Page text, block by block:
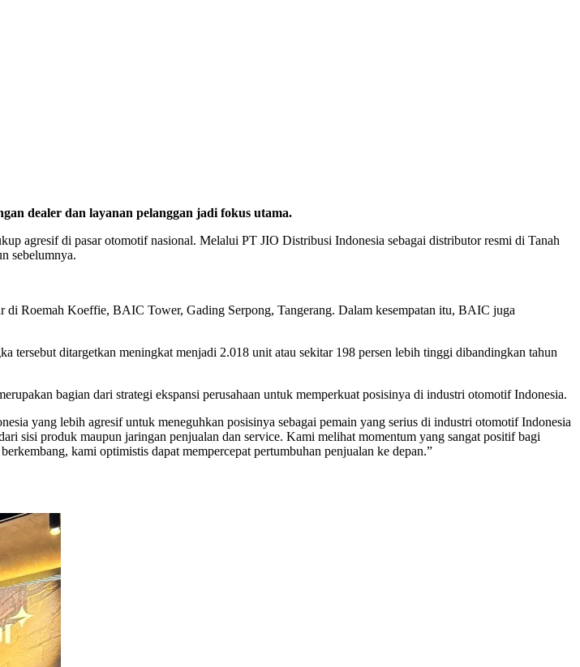
dealer dan layanan pelanggan jadi fokus utama.
agresif di pasar otomotif nasional. Melalui PT JIO Distribusi Indonesia sebagai distributor resmi di Tanah
sebelumnya.
di Roemah Koeffie, BAIC Tower, Gading Serpong, Tangerang. Dalam kesempatan itu, BAIC juga
tersebut ditargetkan meningkat menjadi 2.018 unit atau sekitar 198 persen lebih tinggi dibandingkan tahun
bagian dari strategi ekspansi perusahaan untuk memperkuat posisinya di industri otomotif Indonesia.
yang lebih agresif untuk meneguhkan posisinya sebagai pemain yang serius di industri otomotif Indonesia
sisi produk maupun jaringan penjualan dan service. Kami melihat momentum yang sangat positif bagi
kami optimistis dapat mempercepat pertumbuhan penjualan ke depan.”